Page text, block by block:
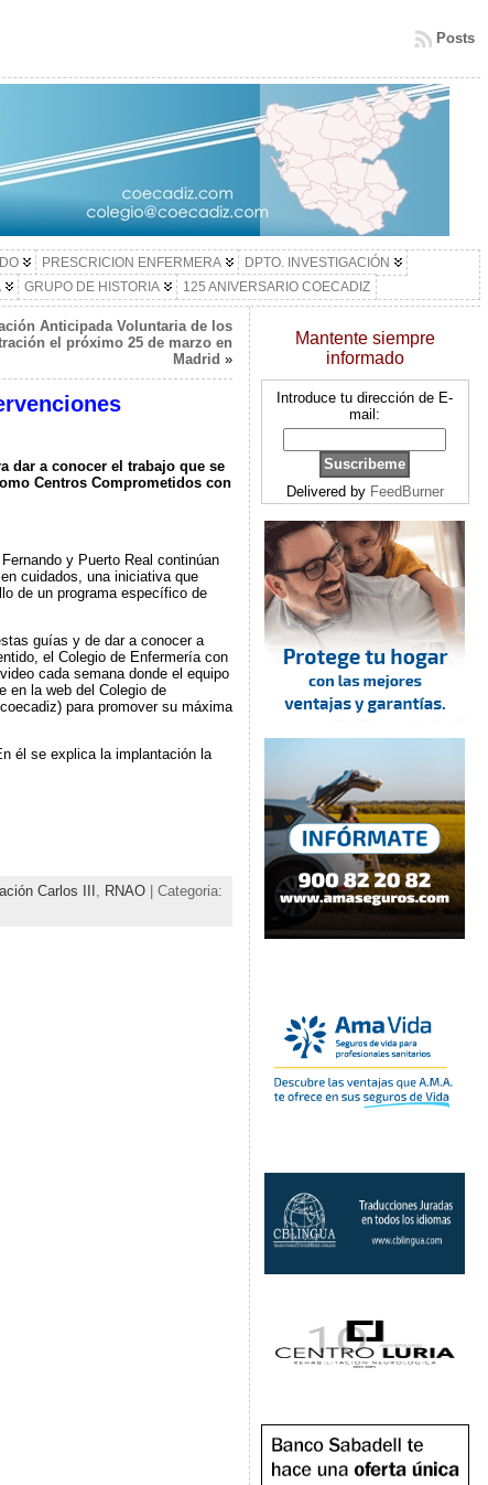
Posts
PRESCRICION ENFERMERA
DPTO. INVESTIGACIÓN
GRUPO DE HISTORIA 125 ANIVERSARIO COECADIZ
Anticipada Voluntaria de los
el próximo 25 de marzo en
Madrid »
dar a conocer el trabajo que se
Centros Comprometidos con
y Puerto Real continúan
cuidados, una iniciativa que
de un programa específico de
guías y de dar a conocer a
el Colegio de Enfermería con
cada semana donde el equipo
en la web del Colegio de
para promover su máxima
él se explica la implantación la
Carlos III RNAO| Categoria:
Mantente siempre
informado
Introduce tu dirección de E-
mail:
Delivered by FeedBurner